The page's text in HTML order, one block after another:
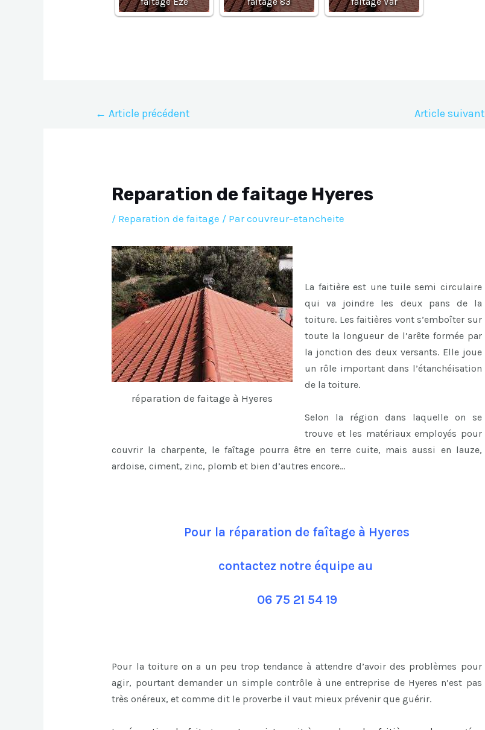
Navigation
← Article précédent Article suivant
Reparation de faitage Hyeres
/ Reparation de faitage / Parcouvreur-etancheite
réparation de faitage à Hyeres
La faitière est une tuile semi circulaire
qui va joindre les deux pans de la
toiture. Les faitières vont s’emboîter sur
toute la longueur de l’arête formée par
la jonction des deux versants. Elle joue
un rôle important dans l’étanchéisation
de la toiture.
Selon la région dans laquelle on se
trouve et les matériaux employés pour
couvrir la charpente, le faîtage pourra être en terre cuite, mais aussi en lauze,
ardoise, ciment, zinc, plomb et bien d’autres encore…
Pour la réparation de faîtage à Hyeres
contactez notre équipe au
06 75 21 54 19
Pour la toiture on a un peu trop tendance à attendre d’avoir des problèmes pour
agir, pourtant demander un simple contrôle à une entreprise de Hyeres n’est pas
très onéreux, et comme dit le proverbe il vaut mieux prévenir que guérir.